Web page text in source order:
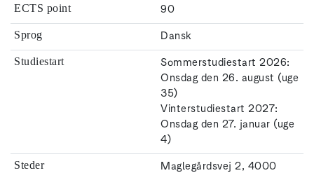
ECTS point 90
Sprog Dansk
Studiestart
Sommerstudiestart 2026:
Onsdag den 26. august (uge
35)
Vinterstudiestart 2027:
Onsdag den 27. januar (uge
4)
Steder
Maglegårdsvej 2, 4000